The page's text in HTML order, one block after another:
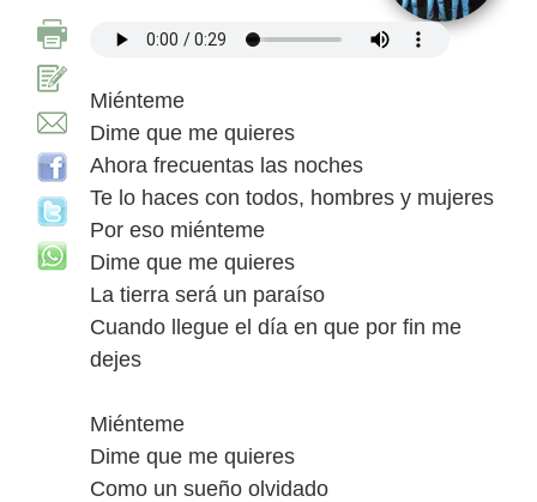
Miénteme
Dime que me quieres
Ahora frecuentas las noches
Te lo haces con todos, hombres y mujeres
Por eso miénteme
Dime que me quieres
La tierra será un paraíso
Cuando llegue el día en que por fin me
dejes
Miénteme
Dime que me quieres
Como un sueño olvidado